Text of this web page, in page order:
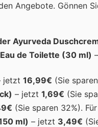
Angebote. Gönnen
Ayurveda
de Toilette (30 ml)
jetzt 16,99€ (Sie
– jetzt 1,69€ (Sie
(Sie sparen 32%).
ml) – jetzt 3,49€